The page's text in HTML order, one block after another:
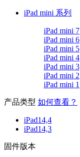
iPad mini 系列
iPad mini 7
iPad mini 6
iPad mini 5
iPad mini 4
iPad mini 3
iPad mini 2
iPad mini 1
产品类型 如何查看？
iPad14,4
iPad14,3
固件版本